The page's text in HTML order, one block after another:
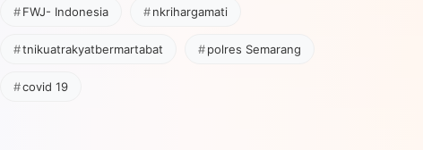
FWJ- Indonesia nkrihargamati
tnikuatrakyatbermartabat polres Semarang
covid 19